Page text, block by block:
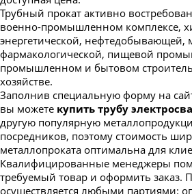
Трубный прокат активно
военно-промышленном комплексе,
энергетической, нефтедобывающей,
фармакологической, пищевой
промышленном и бытовом
хозяйстве.
Заполнив специальную форму на
вы можете купить трубу
другую популярную
посредников, поэтому стоимость
металлопроката оптимальна для
Квалифицированные менеджеры
требуемый товар и оформить заказ.
осуществляется любыми партиями: